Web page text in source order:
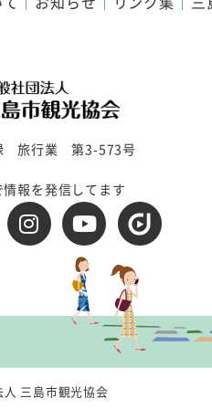
旅行業 第3-573号
報を発信してます
三島市観光協会